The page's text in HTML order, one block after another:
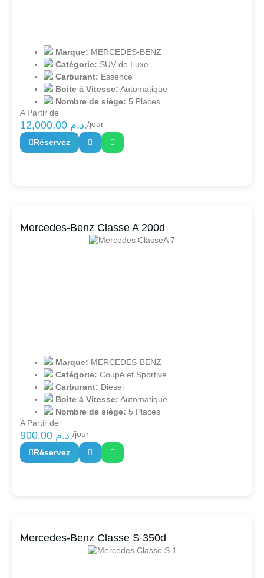
Marque: MERCEDES-BENZ
Catégorie: SUV de Luxe
Carburant: Essence
Boite à Vitesse: Automatique
Nombre de siège: 5 Places
A Partir de
12,000.00 د.م./jour
Réservez
Mercedes-Benz Classe A 200d
Marque: MERCEDES-BENZ
Catégorie: Coupé et Sportive
Carburant: Diesel
Boite à Vitesse: Automatique
Nombre de siège: 5 Places
A Partir de
900.00 د.م./jour
Réservez
Mercedes-Benz Classe S 350d